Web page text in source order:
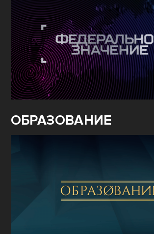
ОБРАЗОВАНИЕ